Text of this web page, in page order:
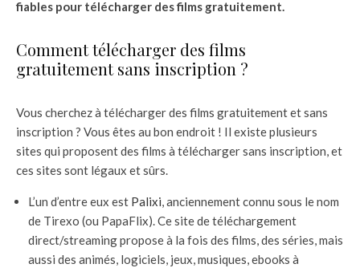
fiables pour télécharger des films gratuitement.
Comment télécharger des films
gratuitement sans inscription ?
Vous cherchez à télécharger des films gratuitement et sans
inscription ? Vous êtes au bon endroit ! Il existe plusieurs
sites qui proposent des films à télécharger sans inscription, et
ces sites sont légaux et sûrs.
L’un d’entre eux est Palixi, anciennement connu sous le nom
de Tirexo (ou PapaFlix). Ce site de téléchargement
direct/streaming propose à la fois des films, des séries, mais
aussi des animés, logiciels, jeux, musiques, ebooks à